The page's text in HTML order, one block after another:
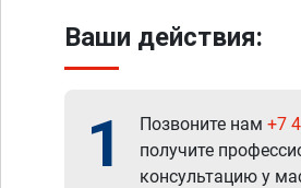
Ваши действия:
1 Позвоните нам +7
получите
консультацию у